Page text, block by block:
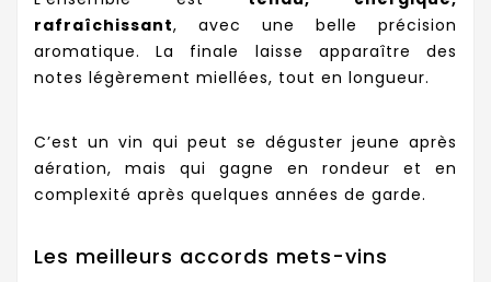
rafraîchissant, avec une belle précision
aromatique. La finale laisse apparaître des
notes légèrement miellées, tout en longueur.
C’est un vin qui peut se déguster jeune après
aération, mais qui gagne en rondeur et en
complexité après quelques années de garde.
Les meilleurs accords mets-vins